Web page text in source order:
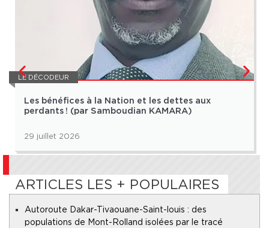
LE DÉCODEUR
Les bénéfices à la Nation et les dettes aux
perdants ! (par Samboudian KAMARA)
29 juillet 2026
ARTICLES LES + POPULAIRES
Autoroute Dakar-Tivaouane-Saint-louis : des
populations de Mont-Rolland isolées par le tracé